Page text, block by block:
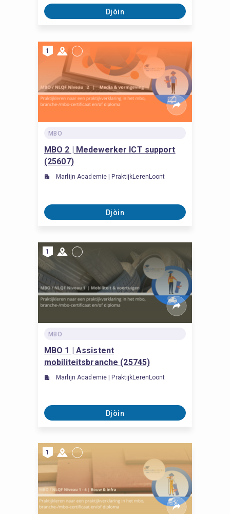
Djòin
1
MBO
MBO 2 | Medewerker ICT support
(25607)
Marlijn Academie | PraktijkLerenLoont
Djòin
1
MBO
MBO 1 | Assistent
mobiliteitsbranche (25745)
Marlijn Academie | PraktijkLerenLoont
Djòin
1